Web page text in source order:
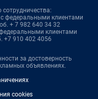
федеральными клиентами
+ 7 982 640 34 32
клиентами
+7 910 402 4056
за достоверность
объявлениях.
cookies